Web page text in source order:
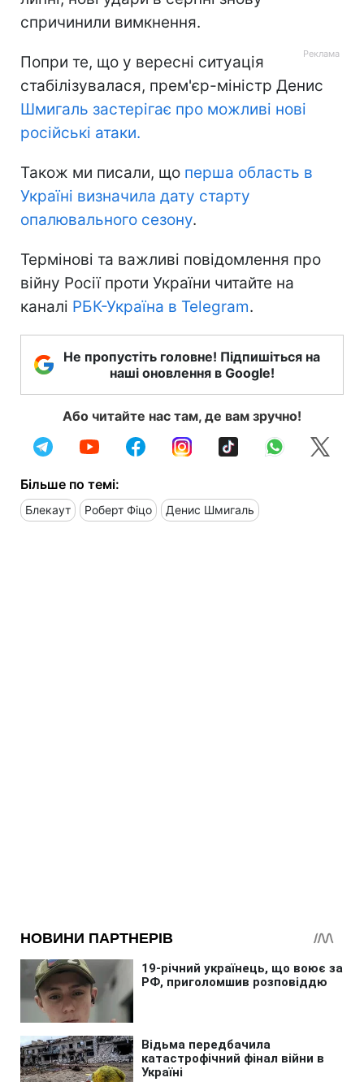
спричинили вимкнення.
Попри те, що у вересні ситуація
стабілізувалася, прем'єр-міністр Денис
Шмигаль застерігає про можливі нові
російські атаки.
Також ми писали, що перша область в
Україні визначила дату старту
опалювального сезону.
Термінові та важливі повідомлення про
війну Росії проти України читайте на
каналі РБК-Україна в Telegram.
Не пропустіть головне! Підпишіться на
наші оновлення в Google!
Або читайте нас там, де вам зручно!
Більше по темі:
Блекаут Роберт Фіцо Денис Шмигаль